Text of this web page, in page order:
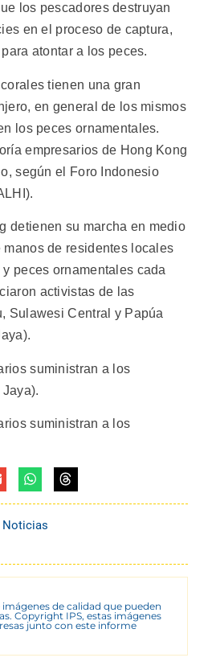
los pescadores destruyan
en el proceso de captura,
atontar a los peces.
tienen una gran
en general de los mismos
los peces ornamentales.
empresarios de Hong Kong
según el Foro Indonesio
detienen su marcha en medio
de residentes locales
peces ornamentales cada
activistas de las
Sulawesi Central y Papúa
suministran a los
suministran a los
de calidad que pueden
Copyright IPS, estas imágenes
junto con este informe